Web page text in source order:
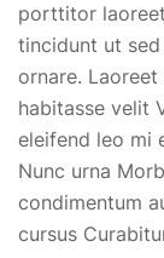
porttitor
tincidunt ut
ornare.
habitasse velit
eleifend leo mi
Nunc urna
condimentum
cursus